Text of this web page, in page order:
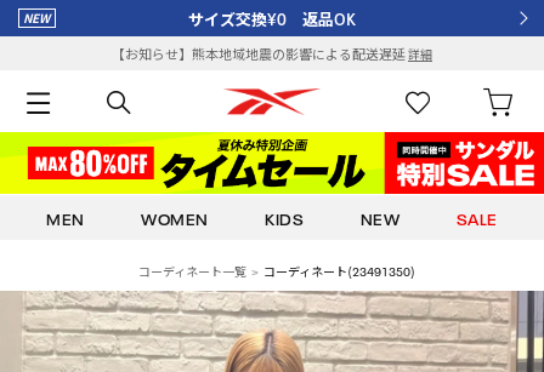
サイズ交換¥0 返品OK
【お知らせ】熊本地域地震の影響による配送遅延詳細
MEN WOMEN KIDS NEW SALE
コーディネート一覧 コーディネート(23491350)